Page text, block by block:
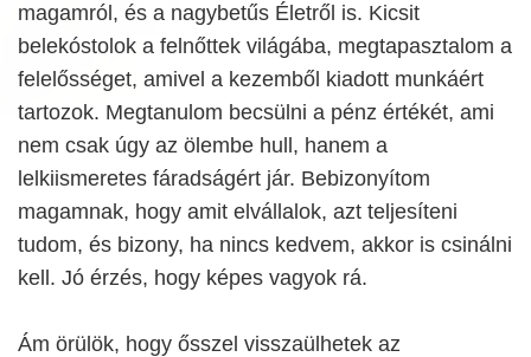
magamról, és a nagybetűs Életről is. Kicsit
belekóstolok a felnőttek világába, megtapasztalom a
felelősséget, amivel a kezemből kiadott munkáért
tartozok. Megtanulom becsülni a pénz értékét, ami
nem csak úgy az ölembe hull, hanem a
lelkiismeretes fáradságért jár. Bebizonyítom
magamnak, hogy amit elvállalok, azt teljesíteni
tudom, és bizony, ha nincs kedvem, akkor is csinálni
kell. Jó érzés, hogy képes vagyok rá.
Ám örülök, hogy ősszel visszaülhetek az